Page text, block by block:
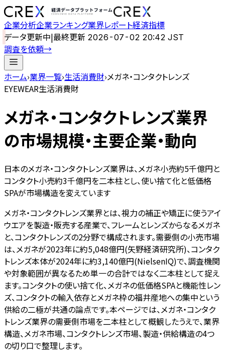
企業分析企業ランキング業界レポート経済指標
データ更新中|最終更新 2026-07-02 20:42 JST
調査を依頼→
ホーム›業界一覧›生活消費財›メガネ・コンタクトレンズ
EYEWEAR生活消費財
メガネ・コンタクトレンズ業界
の市場規模・主要企業・動向
日本のメガネ・コンタクトレンズ業界は、メガネ小売約5千億円と
コンタクト小売約3千億円を二本柱とし、使い捨て化と低価格
SPAが市場構造を変えています
メガネ・コンタクトレンズ業界とは、視力の補正や矯正に使うアイ
ウエアを製造・販売する産業で、フレームとレンズからなるメガネ
と、コンタクトレンズの2分野で構成されます。需要側の小売市場
は、メガネが2023年に約5,048億円(矢野経済研究所)、コンタク
トレンズ本体が2024年に約3,140億円(NielsenIQ)で、調査機関
や対象範囲が異なるため単一の合計ではなく二本柱として捉え
ます。コンタクトの使い捨て化、メガネの低価格SPAと機能性レン
ズ、コンタクトの輸入依存とメガネ枠の福井産地への集中という
供給の二極が共通の論点です。本ページでは、メガネ・コンタク
トレンズ業界の需要側市場を二本柱として概観したうえで、業界
構造、メガネ市場、コンタクトレンズ市場、製造・供給構造の4つ
の切り口で整理します。